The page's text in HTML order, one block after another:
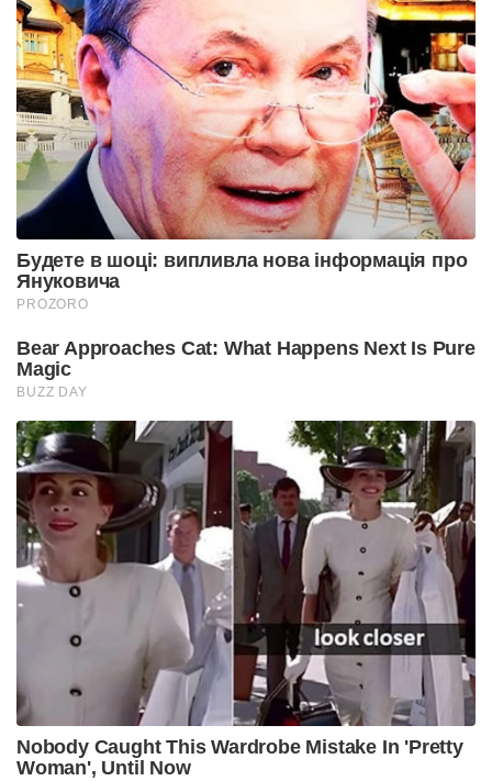
Будете в шоці: випливла нова інформація про
Януковича
PROZORO
Bear Approaches Cat: What Happens Next Is Pure
Magic
BUZZ DAY
Nobody Caught This Wardrobe Mistake In 'Pretty
Woman', Until Now